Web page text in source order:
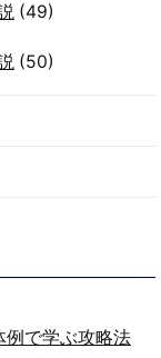
(49)
(50)
例で学ぶ攻略法